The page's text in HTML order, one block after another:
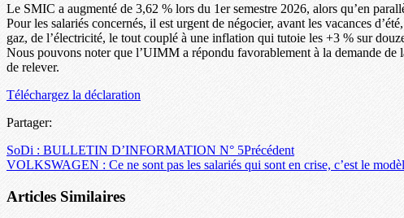
Le SMIC a augmenté de 3,62 % lors du 1er semestre 2026, alors qu’en
Pour les salariés concernés, il est urgent de négocier, avant les vacances
gaz, de l’électricité, le tout couplé à une inflation qui tutoie les +3 % sur
Nous pouvons noter que l’UIMM a répondu favorablement à la demande
de relever.
Téléchargez la déclaration
Partager:
SoDi : BULLETIN D’INFORMATION N° 5Précédent
VOLKSWAGEN : Ce ne sont pas les salariés qui sont en crise, c’est le
Articles Similaires